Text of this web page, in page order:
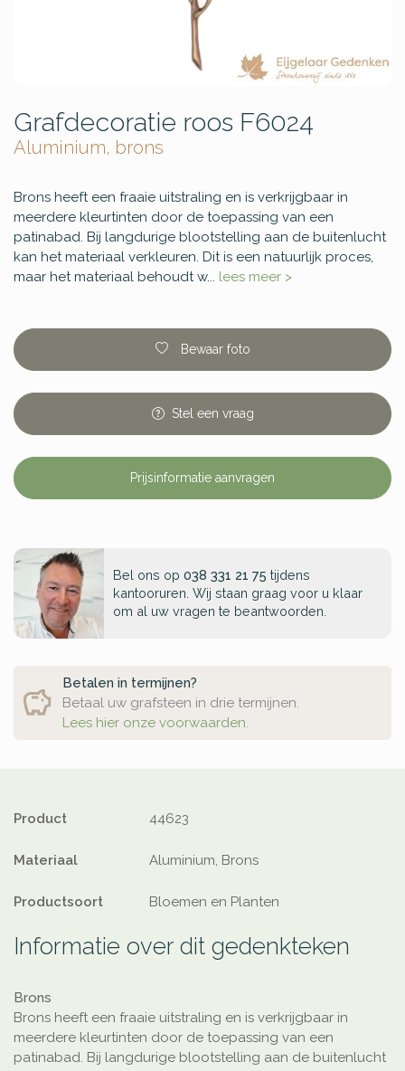
Grafdecoratie roos F6024
Aluminium, brons
Brons heeft een fraaie uitstraling en is verkrijgbaar in
meerdere kleurtinten door de toepassing van een
patinabad. Bij langdurige blootstelling aan de buitenlucht
kan het materiaal verkleuren. Dit is een natuurlijk proces,
maar het materiaal behoudt w... lees meer >
Bewaar foto
Stel een vraag
Prijsinformatie aanvragen
Bel ons op 038 331 21 75 tijdens
kantooruren. Wij staan graag voor u klaar
om al uw vragen te beantwoorden.
Betalen in termijnen?
Betaal uw grafsteen in drie termijnen.
Lees hier onze voorwaarden.
Product 44623
Materiaal Aluminium, Brons
Productsoort Bloemen en Planten
Informatie over dit gedenkteken
Brons
Brons heeft een fraaie uitstraling en is verkrijgbaar in
meerdere kleurtinten door de toepassing van een
patinabad. Bij langdurige blootstelling aan de buitenlucht